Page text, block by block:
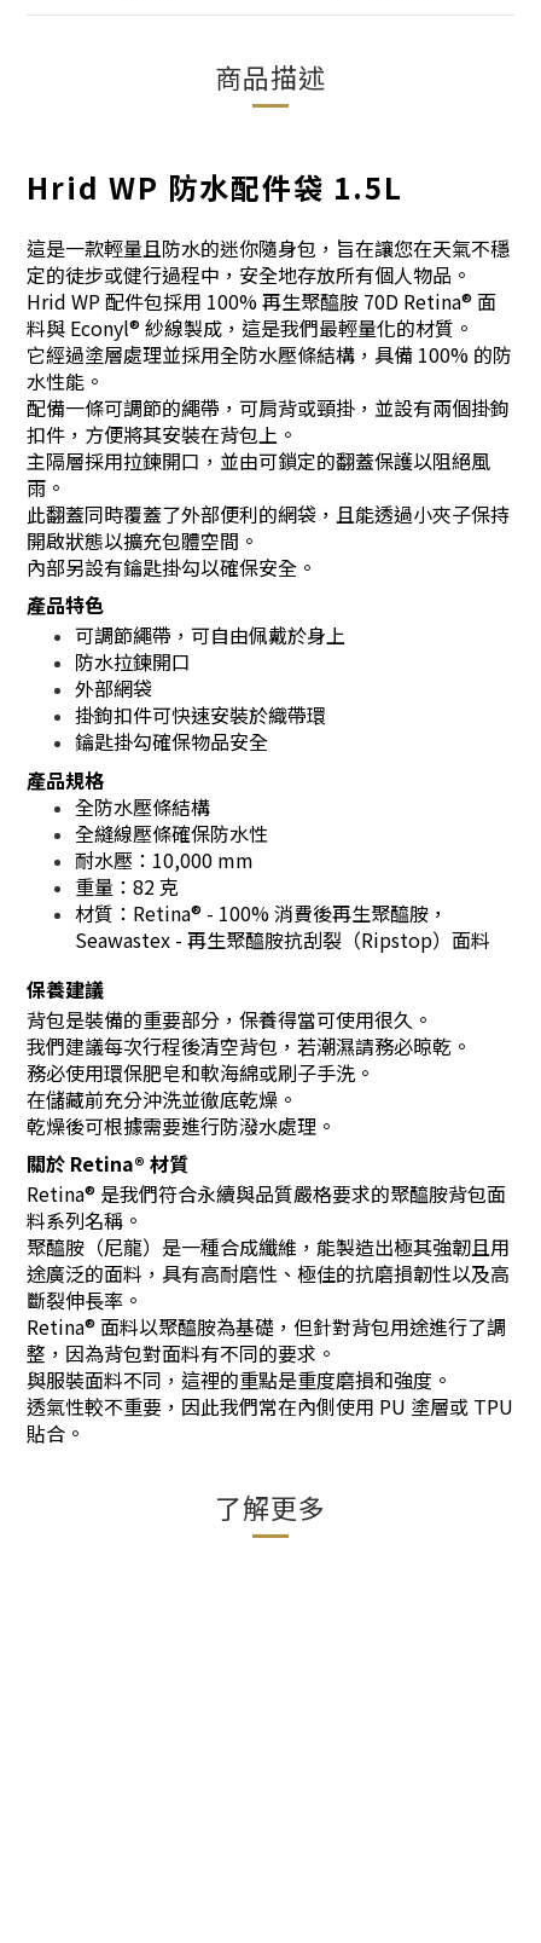
商品描述
Hrid WP 防水配件袋 1.5L
這是一款輕量且防水的迷你隨身包，旨在讓您在天氣不穩
定的徒步或健行過程中，安全地存放所有個人物品。
Hrid WP 配件包採用 100% 再生聚醯胺 70D Retina® 面
料與 Econyl® 紗線製成，這是我們最輕量化的材質。
它經過塗層處理並採用全防水壓條結構，具備 100% 的防
水性能。
配備一條可調節的繩帶，可肩背或頸掛，並設有兩個掛鉤
扣件，方便將其安裝在背包上。
主隔層採用拉鍊開口，並由可鎖定的翻蓋保護以阻絕風
雨。
此翻蓋同時覆蓋了外部便利的網袋，且能透過小夾子保持
開啟狀態以擴充包體空間。
內部另設有鑰匙掛勾以確保安全。
產品特色
可調節繩帶，可自由佩戴於身上
防水拉鍊開口
外部網袋
掛鉤扣件可快速安裝於織帶環
鑰匙掛勾確保物品安全
產品規格
全防水壓條結構
全縫線壓條確保防水性
耐水壓：10,000 mm
重量：82 克
材質：Retina® - 100% 消費後再生聚醯胺，
Seawastex - 再生聚醯胺抗刮裂（Ripstop）面料
保養建議
背包是裝備的重要部分，保養得當可使用很久。
我們建議每次行程後清空背包，若潮濕請務必晾乾。
務必使用環保肥皂和軟海綿或刷子手洗。
在儲藏前充分沖洗並徹底乾燥。
乾燥後可根據需要進行防潑水處理。
關於 Retina® 材質
Retina® 是我們符合永續與品質嚴格要求的聚醯胺背包面
料系列名稱。
聚醯胺（尼龍）是一種合成纖維，能製造出極其強韌且用
途廣泛的面料，具有高耐磨性、極佳的抗磨損韌性以及高
斷裂伸長率。
Retina® 面料以聚醯胺為基礎，但針對背包用途進行了調
整，因為背包對面料有不同的要求。
與服裝面料不同，這裡的重點是重度磨損和強度。
透氣性較不重要，因此我們常在內側使用 PU 塗層或 TPU
貼合。
了解更多